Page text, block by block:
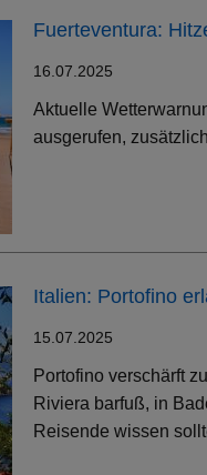
Fuerteventura:
16.07.2025
Aktuelle
ausgerufen,
Italien: Portofino
15.07.2025
Portofino verschärft
Riviera barfuß, in
Reisende wissen